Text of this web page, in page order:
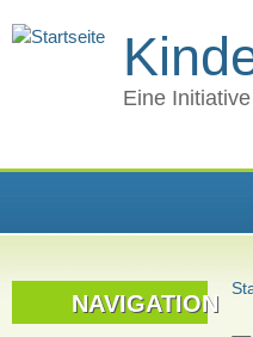
Eine
NAVIGATION